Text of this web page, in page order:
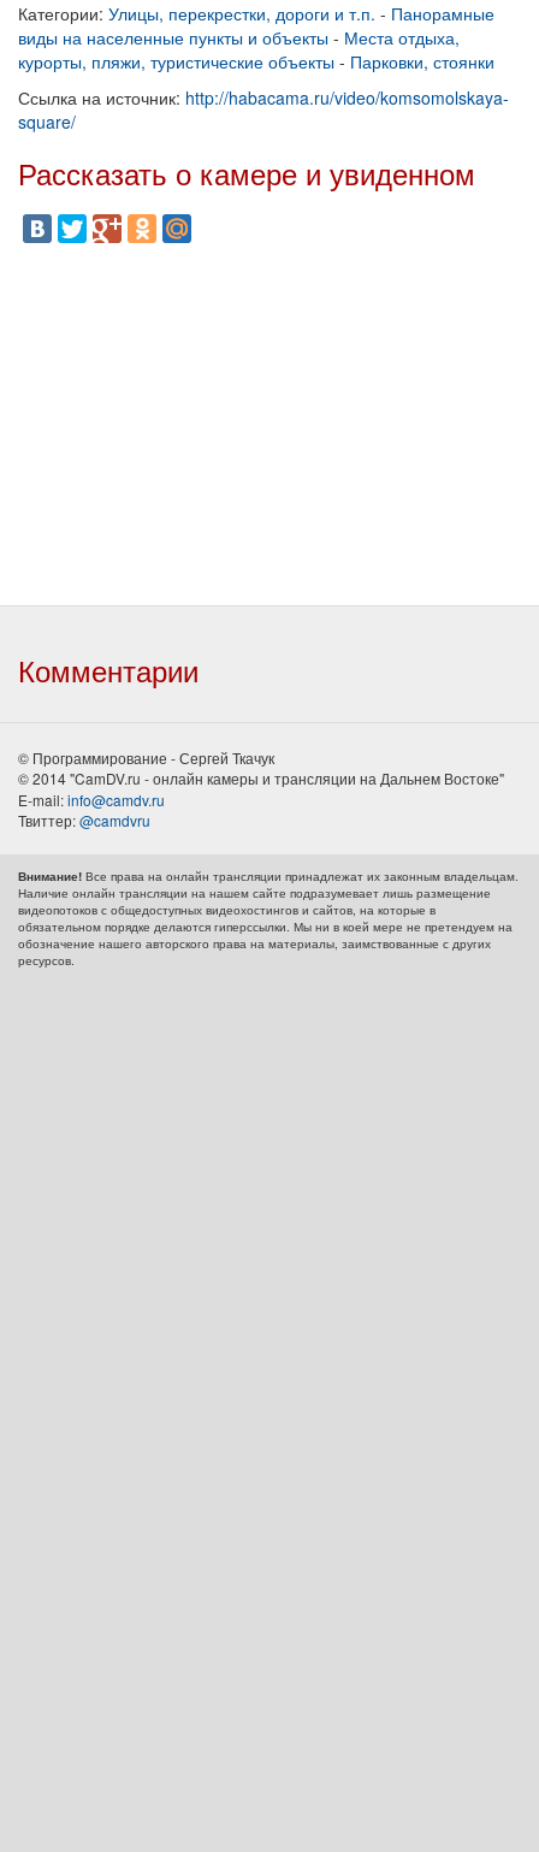
Категории: Улицы, перекрестки, дороги и т.п. - Панорамные
виды на населенные пункты и объекты - Места отдыха,
курорты, пляжи, туристические объекты - Парковки, стоянки
Ссылка на источник: http://habacama.ru/video/komsomolskaya-
square/
Рассказать о камере и увиденном
Комментарии
© Программирование - Сергей Ткачук
© 2014 "CamDV.ru - онлайн камеры и трансляции на Дальнем Востоке"
E-mail:info@camdv.ru
Твиттер:@camdvru
Внимание! Все права на онлайн трансляции принадлежат их законным владельцам.
Наличие онлайн трансляции на нашем сайте подразумевает лишь размещение
видеопотоков с общедоступных видеохостингов и сайтов, на которые в
обязательном порядке делаются гиперссылки. Мы ни в коей мере не претендуем на
обозначение нашего авторского права на материалы, заимствованные с других
ресурсов.